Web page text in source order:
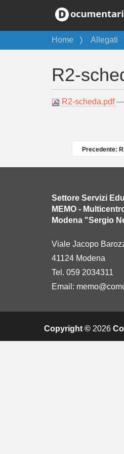
T
u
e
u
Home Allegati
R2-
R2-scheda.pdf—
Precedente:
Settore Servizi
MEMO -
Modena "Sergio
Viale Jacopo
41124 Modena
Tel. 059 2034311
Email:
Copyright © 2026